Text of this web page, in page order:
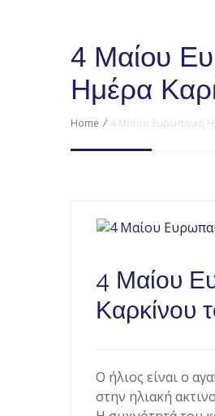
4 Μαίου
Ημέρα
Home / 4 Μαίου Ευρωπαική
4 Μαίου
Καρκίνου
Ο ήλιος είναι ο
στην ηλιακή